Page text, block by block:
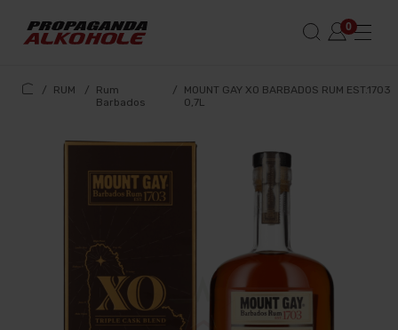
/ RUM /
Rum
Barbados
/
MOUNT GAY XO BARBADOS RUM EST.1703
0,7L